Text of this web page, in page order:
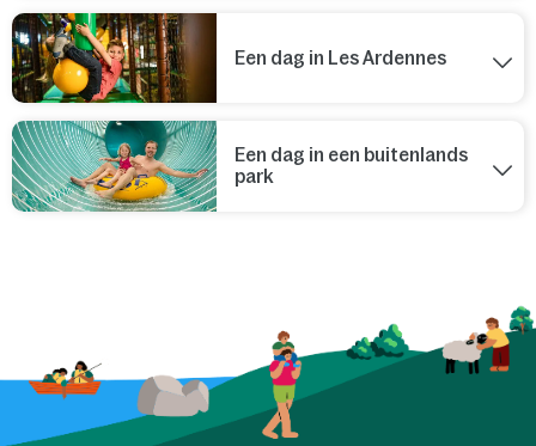
Een dag in Les Ardennes
Een dag in een buitenlands
park